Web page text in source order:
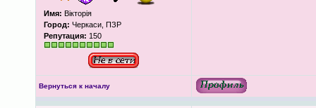
Имя: Вікторія
Город: Черкаси, ПЗР
Репутация: 150
Вернуться к началу